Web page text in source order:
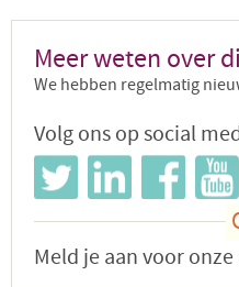
Meer weten over
We hebben regelmatig
Volg ons op social
Meld je aan voor